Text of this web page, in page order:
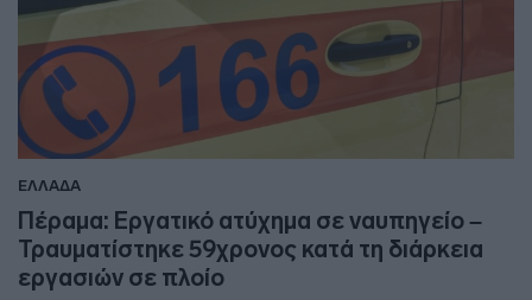
ΕΛΛΑΔΑ
Πέραμα: Εργατικό ατύχημα σε ναυπηγείο –
Τραυματίστηκε 59χρονος κατά τη διάρκεια
εργασιών σε πλοίο